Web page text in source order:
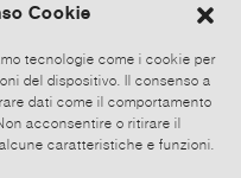
Cookie
tecnologie come i cookie per
del dispositivo. Il consenso a
dati come il comportamento
acconsentire o ritirare il
caratteristiche e funzioni.